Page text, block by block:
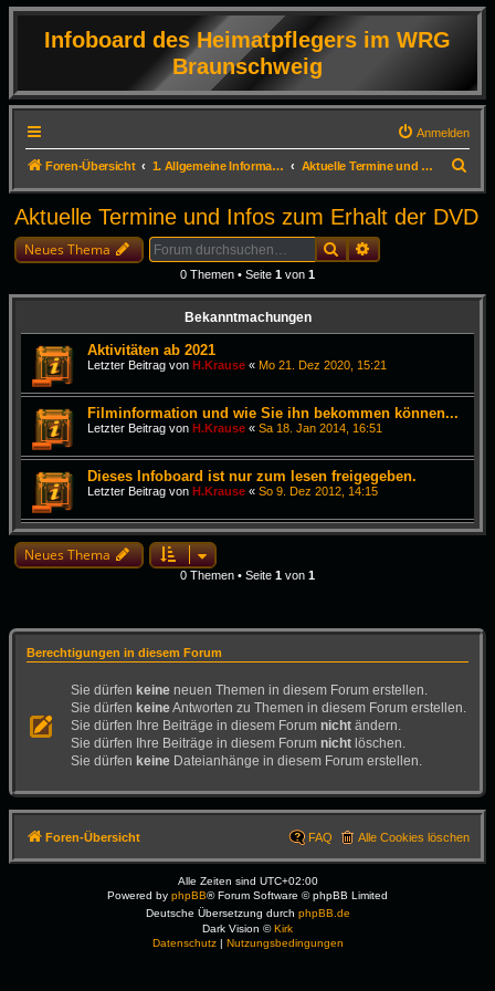
Infoboard des Heimatpflegers im WRG
Braunschweig
Anmelden
Foren-Übersicht 1. Allgemeine Informationen Aktuelle Termine und Infos zum Erhalt der DVD
u
c
Aktuelle Termine und Infos zum Erhalt der DVD
Neues Thema SucheErweiterte Suche
0 Themen • Seite 1 von 1
Bekanntmachungen
Aktivitäten ab 2021
Letzter Beitrag von H.Krause « Mo 21. Dez 2020, 15:21
Filminformation und wie Sie ihn bekommen können...
Letzter Beitrag von H.Krause « Sa 18. Jan 2014, 16:51
Dieses Infoboard ist nur zum lesen freigegeben.
Letzter Beitrag von H.Krause « So 9. Dez 2012, 14:15
Neues Thema
0 Themen • Seite 1 von 1
Berechtigungen in diesem Forum
Sie dürfen keine neuen Themen in diesem Forum erstellen.
Sie dürfen keineAntworten zu Themen in diesem Forum erstellen.
Sie dürfen Ihre Beiträge in diesem Forum nicht ändern.
Sie dürfen Ihre Beiträge in diesem Forum nicht löschen.
Sie dürfen keine Dateianhänge in diesem Forum erstellen.
Foren-Übersicht Alle Cookies löschen
FAQ
Alle Zeiten sind UTC+02:00
Powered by phpBB® Forum Software © phpBB Limited
Deutsche Übersetzung durch phpBB.de
Dark Vision ©Kirk
Datenschutz| Nutzungsbedingungen